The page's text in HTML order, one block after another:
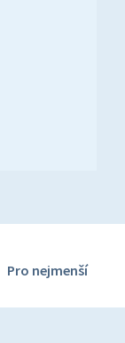
Pro nejmenší